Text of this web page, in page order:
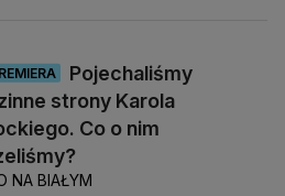
Pojechaliśmy
strony Karola
Co o nim
NA BIAŁYM